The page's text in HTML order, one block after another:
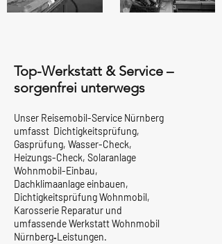
Top-Werkstatt & Service –
sorgenfrei unterwegs
Unser Reisemobil-Service Nürnberg
umfasst Dichtigkeitsprüfung,
Gasprüfung, Wasser-Check,
Heizungs-Check, Solaranlage
Wohnmobil-Einbau,
Dachklimaanlage einbauen,
Dichtigkeitsprüfung Wohnmobil,
Karosserie Reparatur und
umfassende Werkstatt Wohnmobil
Nürnberg‑Leistungen.